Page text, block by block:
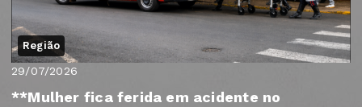
Região
29/07/2026
**Mulher fica ferida em acidente no